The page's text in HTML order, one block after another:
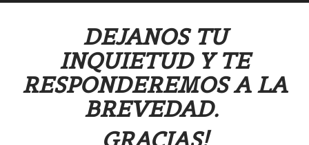
DEJANOS TU
INQUIETUD Y TE
RESPONDEREMOS A LA
BREVEDAD.